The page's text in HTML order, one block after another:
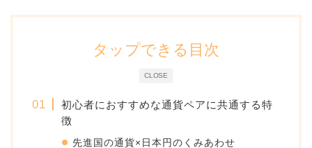
CLOSE
タップできる目次
初心者におすすめな通貨ペアに共通する特
徴
先進国の通貨×日本円のくみあわせ